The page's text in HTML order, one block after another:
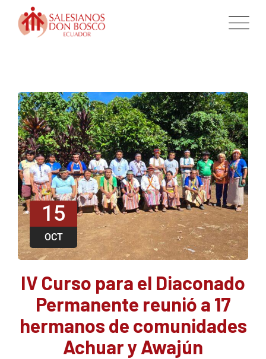
15
OCT
IV Curso para el Diaconado
Permanente reunió a 17
hermanos de comunidades
Achuar y Awajún